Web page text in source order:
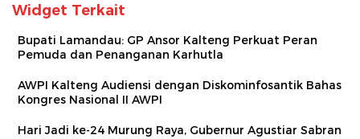
Widget Terkait
Bupati Lamandau: GP Ansor Kalteng Perkuat Peran
Pemuda dan Penanganan Karhutla
AWPI Kalteng Audiensi dengan Diskominfosantik Bahas
Kongres Nasional II AWPI
Hari Jadi ke-24 Murung Raya, Gubernur Agustiar Sabran